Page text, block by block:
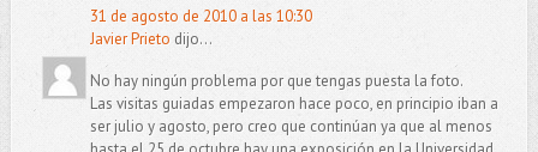
31 de agosto de 2010 a las 10:30
Javier Prieto dijo...
No hay ningún problema por que tengas puesta la foto.
Las visitas guiadas empezaron hace poco, en principio iban a
ser julio y agosto, pero creo que continúan ya que al menos